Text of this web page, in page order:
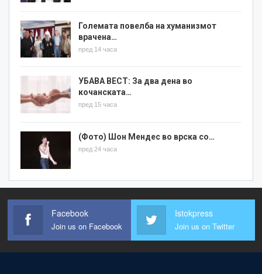
Големата повелба на хуманизмот
врачена…
пред 14 часа
УБАВА ВЕСТ: За два дена во
кочанската…
пред 15 часа
(Фото) Шон Мендес во врска со…
пред 24 часа
Facebook
Join us on Facebook
Istokpress
Join us on Twitter